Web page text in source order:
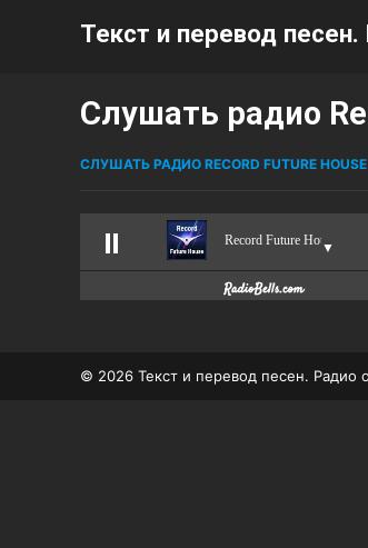
Текст и перевод
Слушать радио
СЛУШАТЬ РАДИО RECORD FUTURE HOUSE
Record Future House
▼
© 2026 Текст и перевод песен. Радио